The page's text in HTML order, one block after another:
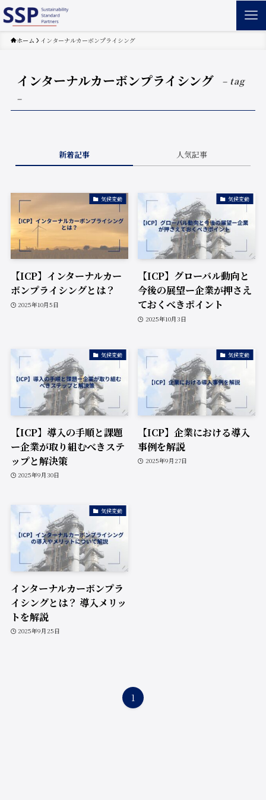
ホーム インターナルカーボンプライシング
インターナルカーボンプライシング
– tag
–
新着記事 人気記事
気候変動
【ICP】インターナルカー
ボンプライシングとは？
2025年10月5日
気候変動
【ICP】グローバル動向と
今後の展望ー企業が押さえ
ておくべきポイント
2025年10月3日
気候変動
【ICP】導入の手順と課題
ー企業が取り組むべきステ
ップと解決策
2025年9月30日
気候変動
【ICP】企業における導入
事例を解説
2025年9月27日
気候変動
インターナルカーボンプラ
イシングとは？ 導入メリッ
トを解説
2025年9月25日
1